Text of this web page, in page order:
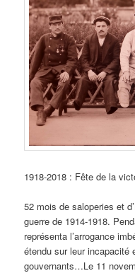
1918-2018 : Fête de la
52 mois de saloperies et
guerre de 1914-1918.
représenta l’arrogance
étendu sur leur incapacité
gouvernants…Le 11